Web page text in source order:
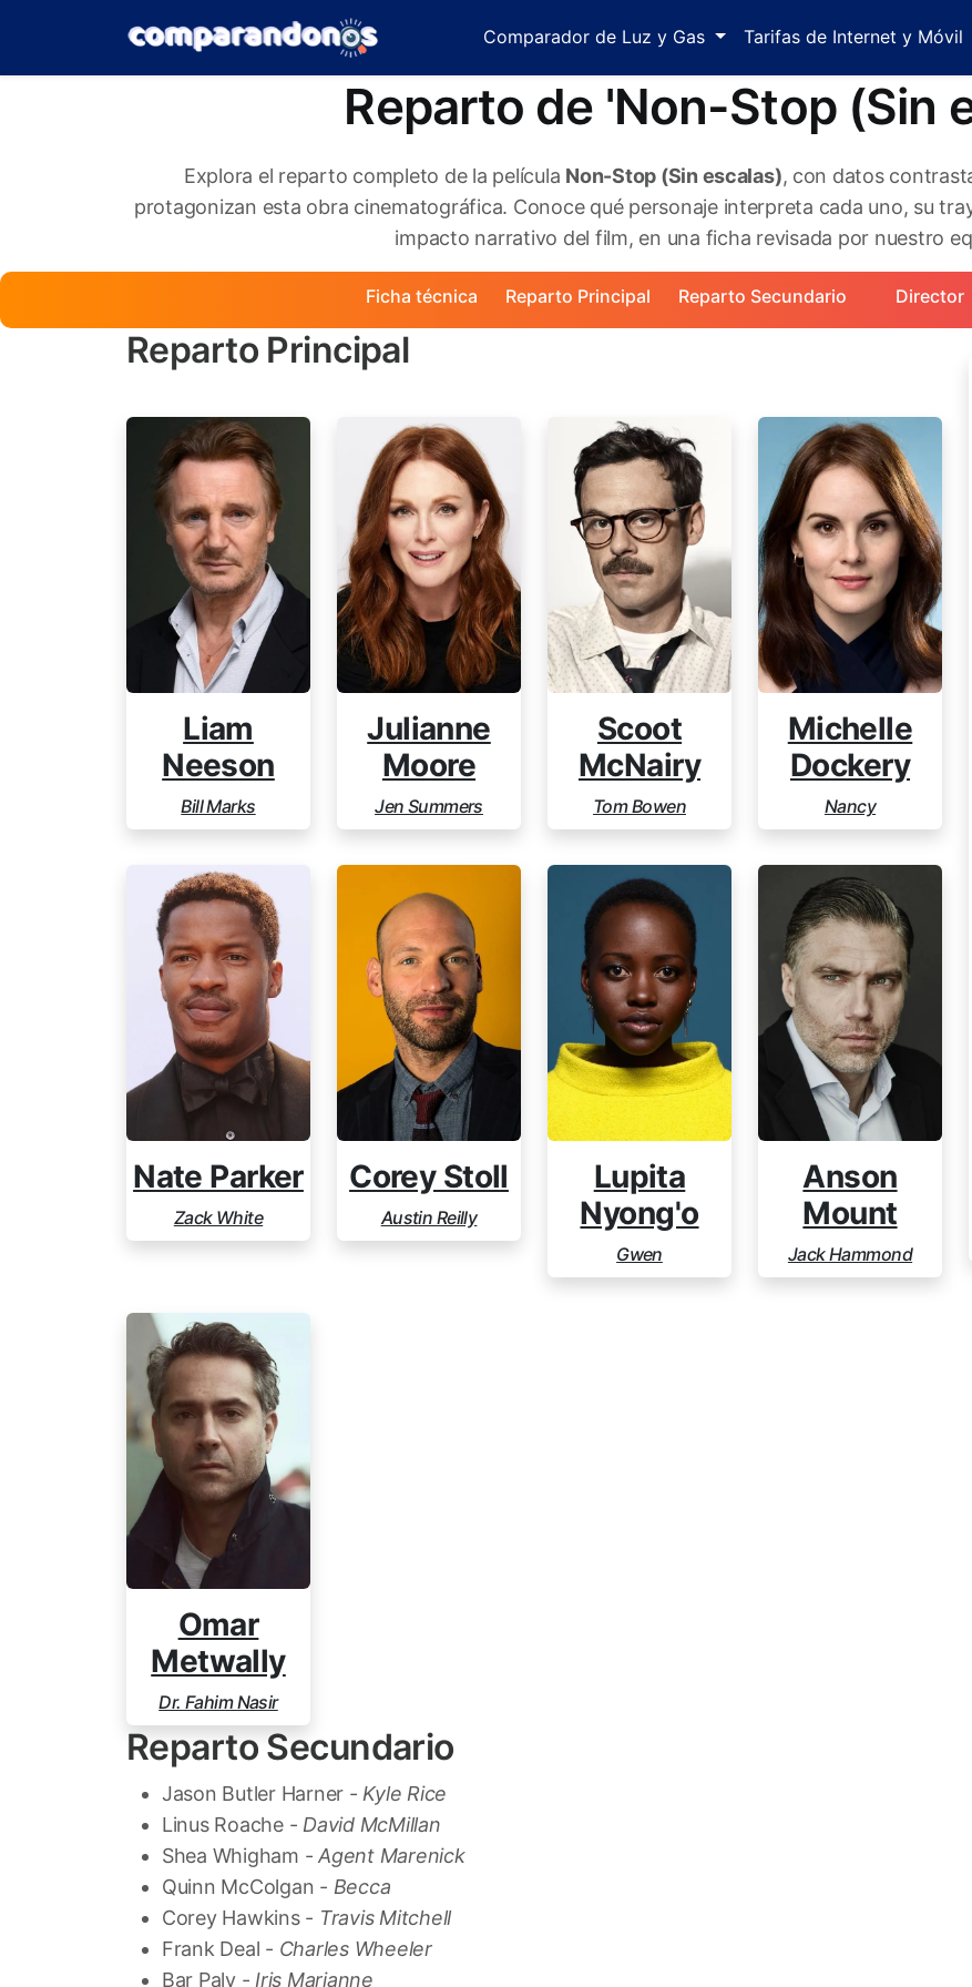
Comparador de Luz y Gas Tarifas de Internet y Móvil
Reparto de 'Non-Stop (Sin
Explora el reparto completo de la película Non-Stop (Sin escalas), con datos
protagonizan esta obra cinematográfica. Conoce qué personaje interpreta cada uno, su
impacto narrativo del film, en una ficha revisada por nuestro
Ficha técnica Reparto Principal Reparto Secundario Director
Reparto Principal
Liam
Neeson
Bill Marks
Julianne
Moore
Jen Summers
Scoot
McNairy
Tom Bowen
Michelle
Dockery
Nancy
Nate Parker
Zack White
Corey Stoll
Austin Reilly
Lupita
Nyong'o
Gwen
Anson
Mount
Jack Hammond
Omar
Metwally
Dr. Fahim Nasir
Reparto Secundario
Jason Butler Harner - Kyle Rice
Linus Roache - David McMillan
Shea Whigham -Agent Marenick
Quinn McColgan - Becca
Corey Hawkins - Travis Mitchell
Frank Deal - Charles Wheeler
Bar Paly - Iris Marianne